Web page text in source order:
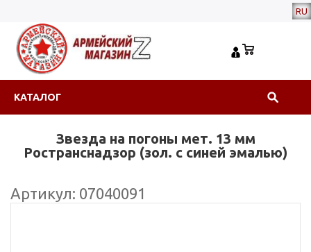
RU
КАТАЛОГ
Звезда на погоны мет. 13 мм
Ространснадзор (зол. с синей эмалью)
Артикул: 07040091